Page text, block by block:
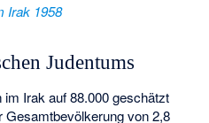
Irak 1958
Judentums
im Irak auf 88.000 geschätzt
von 2,8